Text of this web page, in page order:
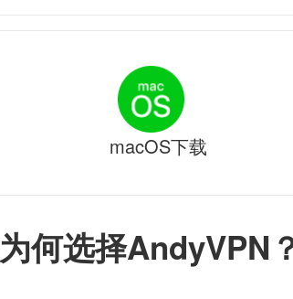
为何选择AndyVPN
macOS下载